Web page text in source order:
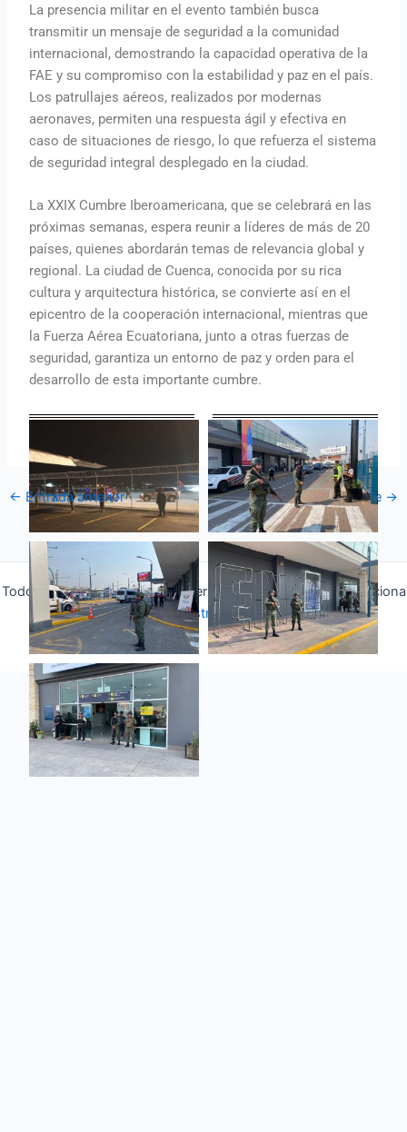
La presencia militar en el evento también busca
transmitir un mensaje de seguridad a la comunidad
internacional, demostrando la capacidad operativa de la
FAE y su compromiso con la estabilidad y paz en el país.
Los patrullajes aéreos, realizados por modernas
aeronaves, permiten una respuesta ágil y efectiva en
caso de situaciones de riesgo, lo que refuerza el sistema
de seguridad integral desplegado en la ciudad.
La XXIX Cumbre Iberoamericana, que se celebrará en las
próximas semanas, espera reunir a líderes de más de 20
países, quienes abordarán temas de relevancia global y
regional. La ciudad de Cuenca, conocida por su rica
cultura y arquitectura histórica, se convierte así en el
epicentro de la cooperación internacional, mientras que
la Fuerza Aérea Ecuatoriana, junto a otras fuerzas de
seguridad, garantiza un entorno de paz y orden para el
desarrollo de esta importante cumbre.
← Entrada anterior Entrada siguiente →
Todos los derechos © 2026 Fuerza Aérea Ecuatoriana | Funciona
gracias aTema Astra para WordPress